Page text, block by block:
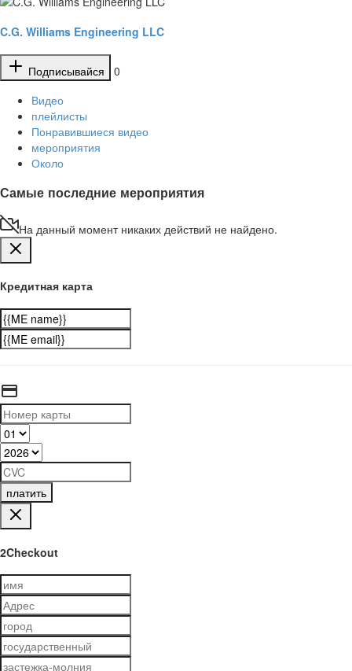
C.G. Williams Engineering LLC
Подписывайся
0
Видео
плейлисты
Понравившиеся видео
мероприятия
Около
Самые последние мероприятия
На данный момент никаких действий не найдено.
Кредитная карта
платить
2Checkout